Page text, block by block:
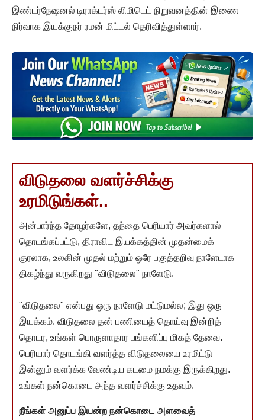
இண்டர்நேஷனல் டிராக்டர்ஸ் லிமிடெட் நிறுவனத்தின் இணை
நிர்வாக இயக்குநர் ரமன் மிட்டல் தெரிவித்துள்ளார்.
விடுதலை வளர்ச்சிக்கு
உரமிடுங்கள்..
அன்பார்ந்த தோழர்களே, தந்தை பெரியார் அவர்களால்
தொடங்கப்பட்டு, திராவிட இயக்கத்தின் முதன்மைக்
குரலாக, உலகின் முதல் மற்றும் ஒரே பகுத்தறிவு நாளேடாக
திகழ்ந்து வருகிறது "விடுதலை" நாளேடு.
"விடுதலை" என்பது ஒரு நாளேடு மட்டுமல்ல; இது ஒரு
இயக்கம். விடுதலை தன் பணியைத் தொய்வு இன்றித்
தொடர, உங்கள் பொருளாதார பங்களிப்பு மிகத் தேவை.
பெரியார் தொடங்கி வளர்த்த விடுதலையை உரமிட்டு
இன்னும் வளர்க்க வேண்டிய கடமை நமக்கு இருக்கிறது.
உங்கள் நன்கொடை அந்த வளர்ச்சிக்கு உதவும்.
நீங்கள் அனுப்ப இயன்ற நன்கொடை அளவைத்